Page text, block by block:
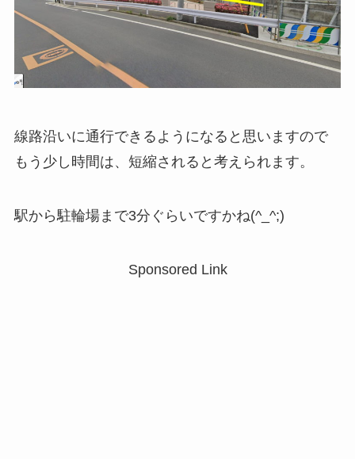
線路沿いに通行できるようになると思いますので
もう少し時間は、短縮されると考えられます。
駅から駐輪場まで3分ぐらいですかね(^_^;)
Sponsored Link